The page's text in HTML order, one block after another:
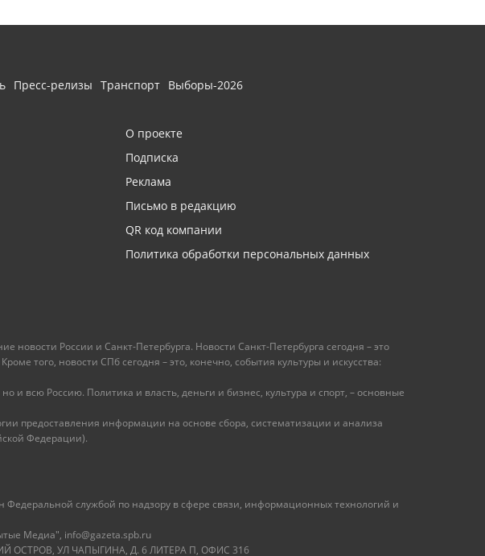
Пресс-релизы Транспорт Выборы-2026
О проекте
Подписка
Реклама
Письмо в редакцию
QR код компании
Политика обработки персональных данных
новости России и Санкт-Петербурга. Новости Санкт-Петербурга сегодня – это
того, новости СПб сегодня – это, конечно, события культуры и искусства:
и всю Россию. Политика и власть, деньги и бизнес, культура и спорт, – основные
предоставления информации на основе сбора, систематизации и анализа
Федерации).
службой по надзору в сфере связи, информационных технологий и
Медиа", info@gazeta.spb.ru
ОСТРОВ, УЛ ЧАПЫГИНА, Д. 6 ЛИТЕРА П, ОФИС 316